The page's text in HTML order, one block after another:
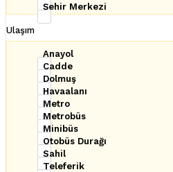
Şehir Merkezi
Ulaşım
Anayol
Cadde
Dolmuş
Havaalanı
Metro
Metrobüs
Minibüs
Otobüs Durağı
Sahil
Teleferik